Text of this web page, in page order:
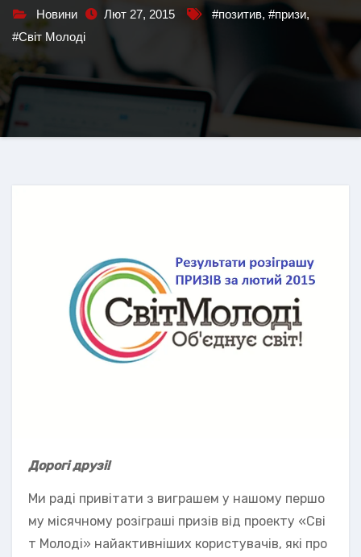
Новини Лют 27, 2015 #позитив, #призи,
#Світ Молоді
Дорогі друзі!
Ми раді привітати з виграшем у нашому першо
му місячному розіграші призів від проекту «Сві
т Молоді» найактивніших користувачів, які про